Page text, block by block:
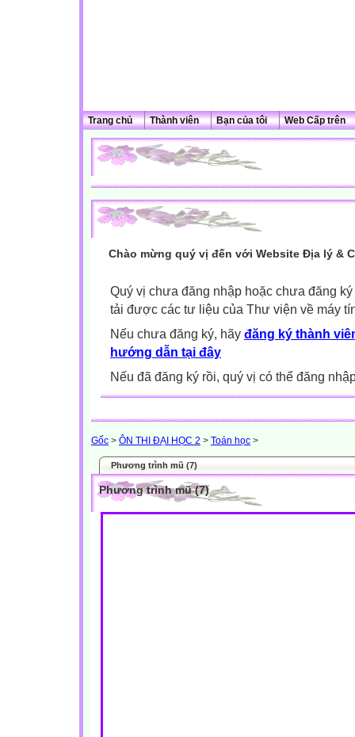
Trang chủ Thành viên Bạn của tôi Web Cấp trên
Chào mừng quý vị đến với Website Địa lý &
Quý vị chưa đăng nhập hoặc chưa đăng
tải được các tư liệu của Thư viện về máy
Nếu chưa đăng ký, hãy đăng ký thành
hướng dẫn tại đây
Nếu đã đăng ký rồi, quý vị có thể đăng
Gốc > ÔN THI ĐẠI HỌC 2 > Toán học >
Phương trình mũ (7)
Phương trình mũ (7)